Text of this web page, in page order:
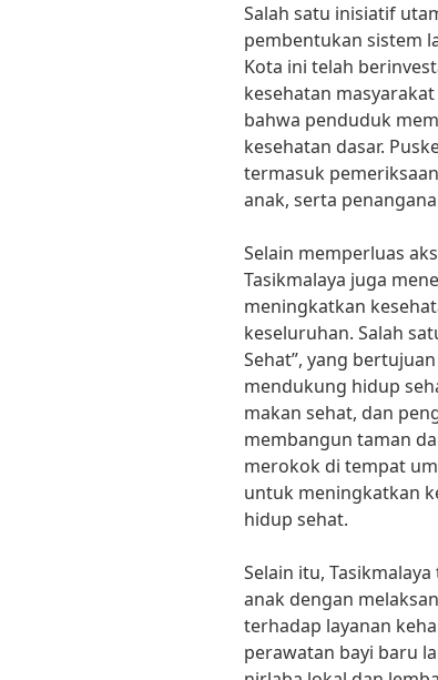
Salah satu inisiatif
pembentukan sistem
Kota ini telah
kesehatan
bahwa penduduk
kesehatan dasar.
termasuk
anak, serta
Selain memperluas
Tasikmalaya juga
meningkatkan
keseluruhan. Salah
Sehat”, yang
mendukung hidup
makan sehat, dan
membangun taman
merokok di tempat
untuk meningkatkan
hidup sehat.
Selain itu,
anak dengan
terhadap layanan
perawatan bayi baru